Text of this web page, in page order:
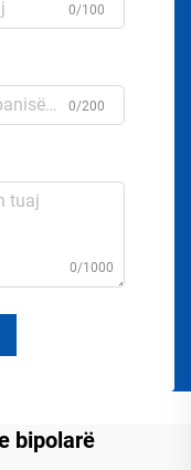
0/100
0/200
0/1000
bipolarë